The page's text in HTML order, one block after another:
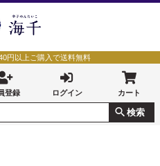
円以上ご購入で送料無料
登録 ログイン カート
検索